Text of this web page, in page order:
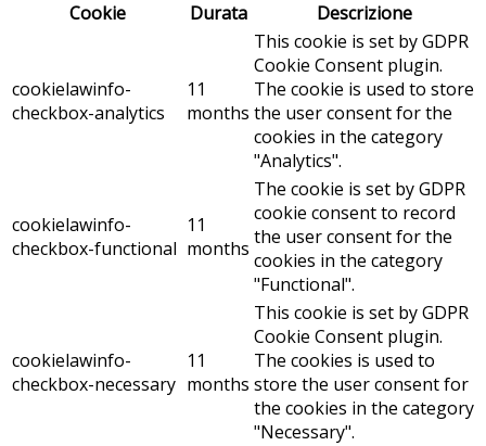
Cookie
Durata Descrizione
cookielawinfo-
checkbox-analytics
11
months
This cookie is set by GDPR
Cookie Consent plugin.
The cookie is used to store
the user consent for the
cookies in the category
"Analytics".
cookielawinfo-
checkbox-functional
11
months
The cookie is set by GDPR
cookie consent to record
the user consent for the
cookies in the category
"Functional".
cookielawinfo-
checkbox-necessary
11
months
This cookie is set by GDPR
Cookie Consent plugin.
The cookies is used to
store the user consent for
the cookies in the category
"Necessary".